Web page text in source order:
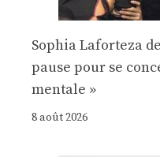
Sophia Laforteza
pause pour se
mentale »
8 août 2026